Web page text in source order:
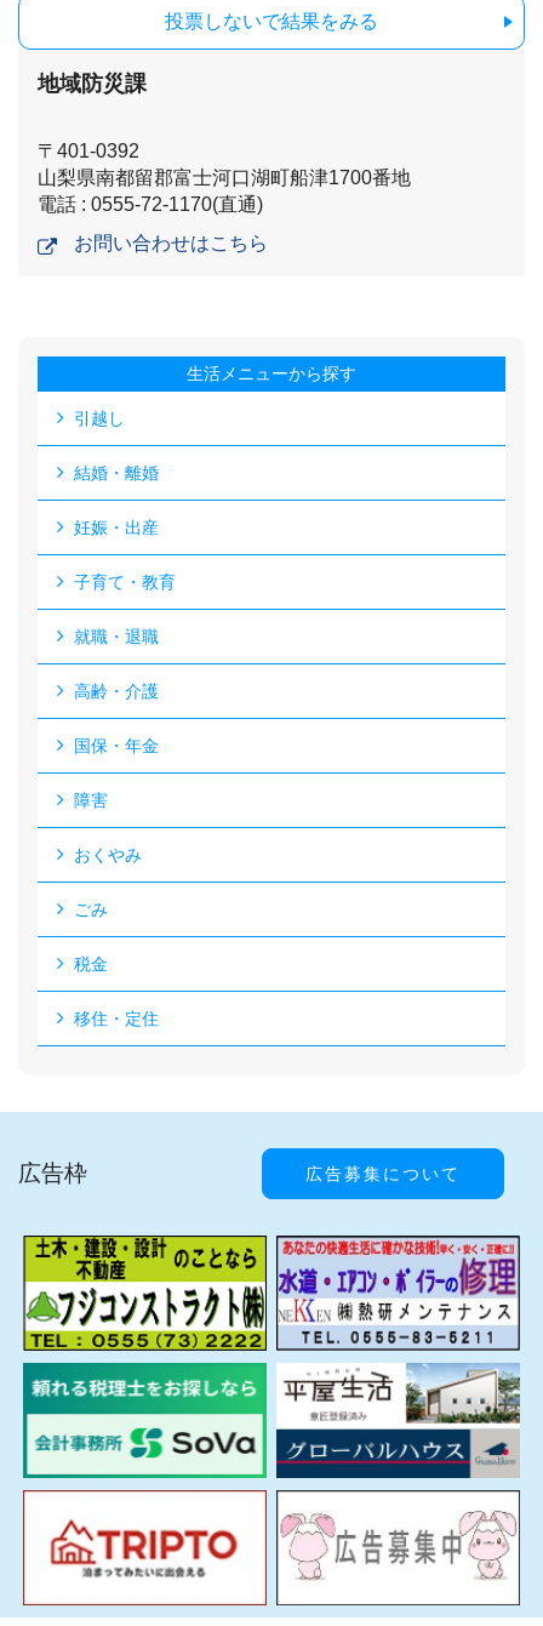
投票しないで結果をみる
地域防災課
〒401-0392
山梨県南都留郡富士河口湖町船津1700番地
電話 : 0555-72-1170(直通)
お問い合わせはこちら
生活メニューから探す
引越し
結婚・離婚
妊娠・出産
子育て・教育
就職・退職
高齢・介護
国保・年金
障害
おくやみ
ごみ
税金
移住・定住
広告枠 広告募集について